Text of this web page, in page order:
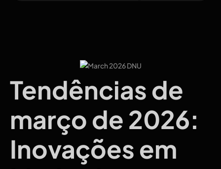
Tendências de
março de 2026:
Inovações em